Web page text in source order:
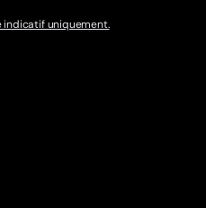
indicatif uniquement.